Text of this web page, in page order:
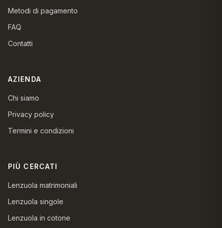
Metodi di pagamento
FAQ
Contatti
AZIENDA
Chi siamo
Privacy policy
Termini e condizioni
PIÙ CERCATI
Lenzuola matrimoniali
Lenzuola singole
Lenzuola in cotone